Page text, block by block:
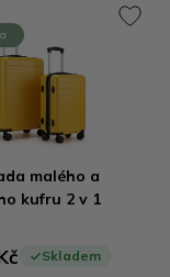
malého a
kufru 2 v 1
Skladem